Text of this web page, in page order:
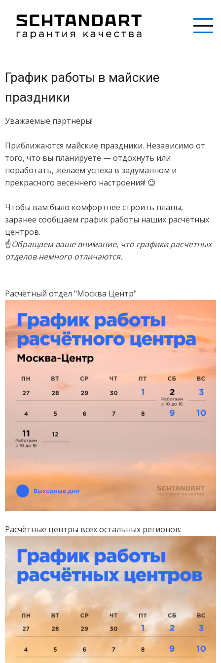
основному
График работы в майские
праздники
Уважаемые партнёры!
Приближаются майские праздники. Независимо от
того, что вы планируете — отдохнуть или
поработать, желаем успеха в задуманном и
прекрасного весеннего настроения! 😉
Чтобы вам было комфортнее строить планы,
заранее сообщаем график работы наших расчётных
центров.
☝Обращаем ваше внимание, что графики расчетных
отделов немного отличаются.
Расчётный отдел "Москва Центр"
Расчётные центры всех остальных регионов: